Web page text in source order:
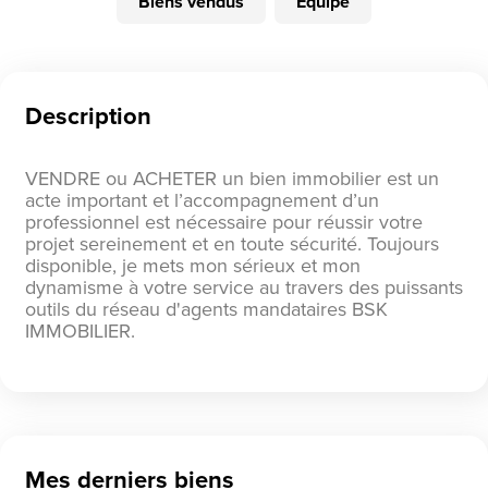
Description
VENDRE ou ACHETER un bien immobilier est un
acte important et l’accompagnement d’un
professionnel est nécessaire pour réussir votre
projet sereinement et en toute sécurité. Toujours
disponible, je mets mon sérieux et mon
dynamisme à votre service au travers des puissants
outils du réseau d'agents mandataires BSK
IMMOBILIER.
Mes derniers biens